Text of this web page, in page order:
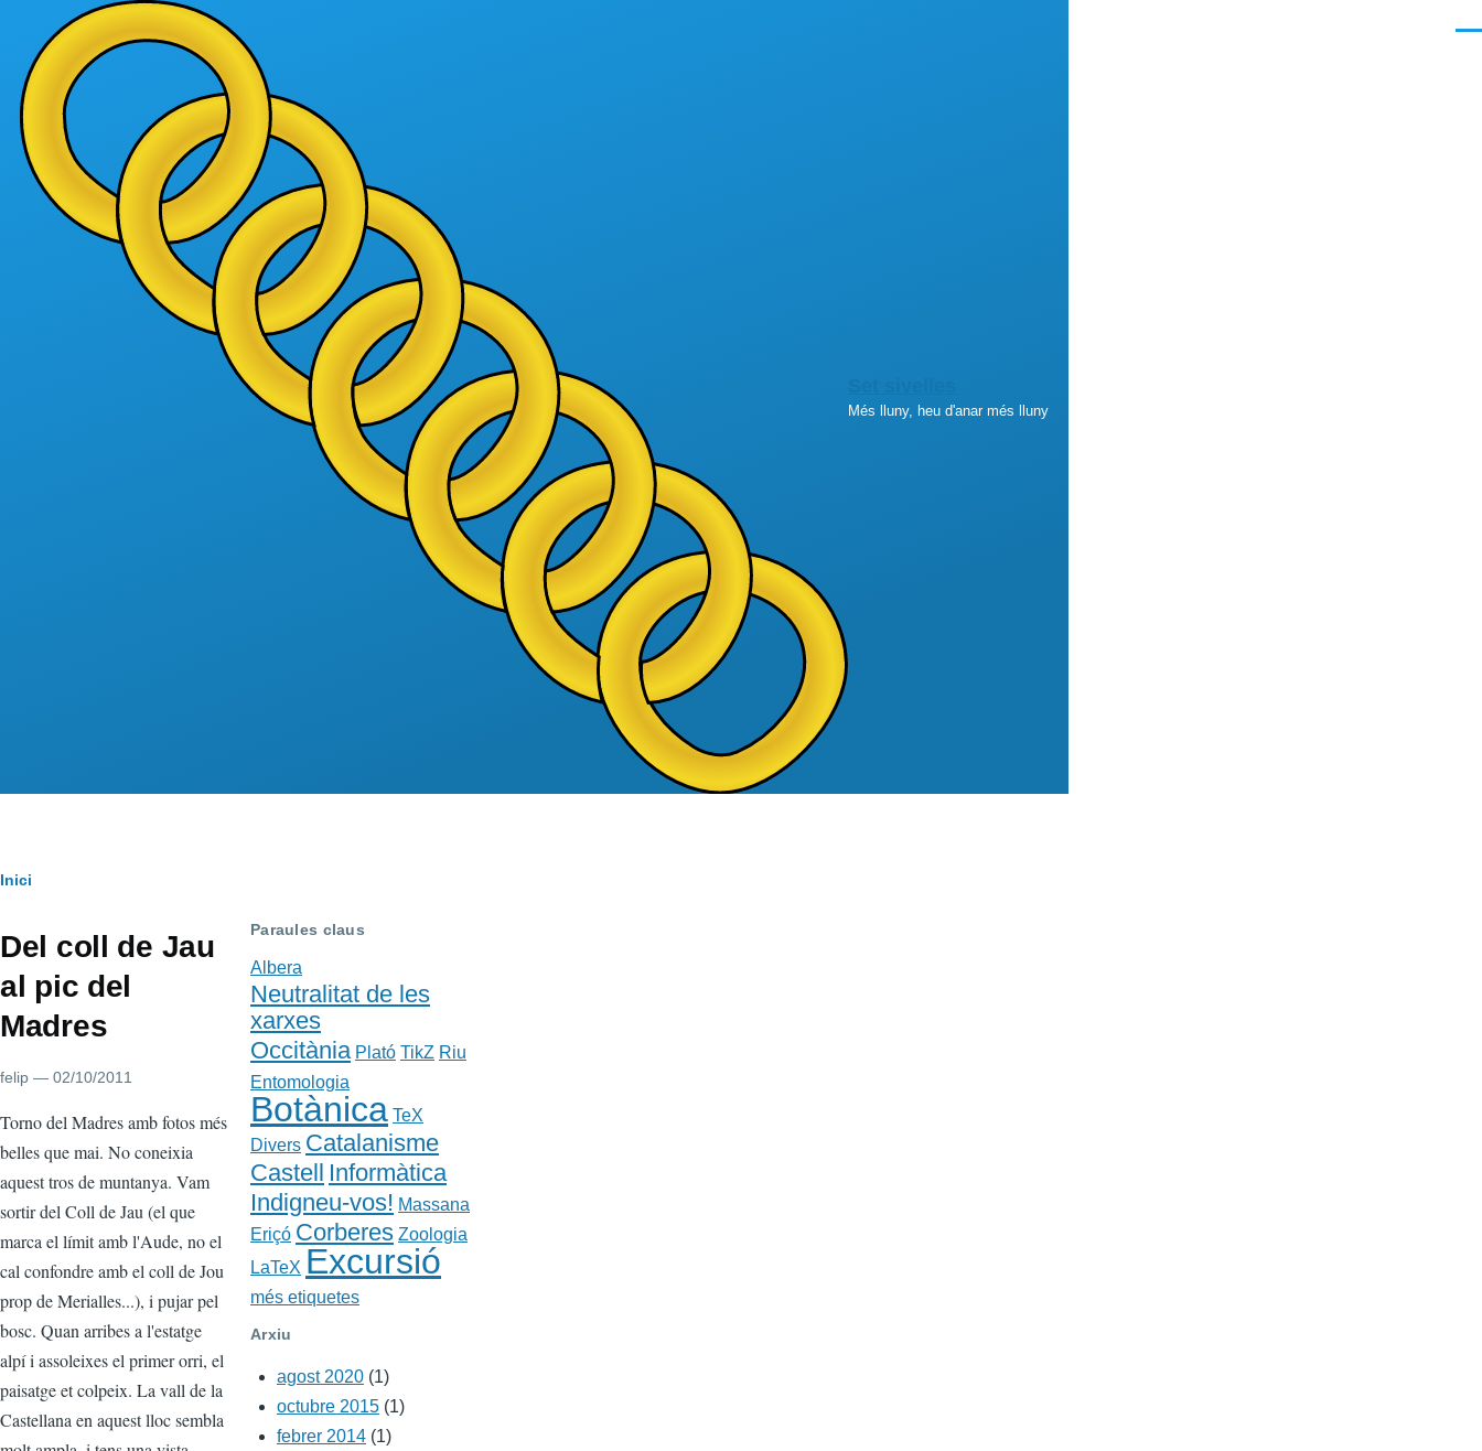
Vés al contingut
Més lluny, heu d'anar més lluny
Fil
Inici
Del coll de Jau
al pic del
Madres
felip — 02/10/2011
Cos
Torno del Madres amb fotos més
belles que mai. No coneixia
aquest tros de muntanya. Vam
sortir del Coll de Jau (el que
marca el límit amb l'Aude, no el
cal confondre amb el coll de Jou
prop de Merialles...), i pujar pel
bosc. Quan arribes a l'estatge
alpí i assoleixes el primer orri, el
paisatge et colpeix. La vall de la
Castellana en aquest lloc sembla
Paraules claus
Albera
Neutralitat de les
xarxes
Occitània Plató TikZ Riu
Entomologia
Botànica TeX
Divers Catalanisme
Castell Informàtica
Indigneu-vos! Massana
Eriçó Corberes Zoologia
LaTeX Excursió
més etiquetes
Arxiu
agost 2020 (1)
octubre 2015 (1)
febrer 2014 (1)